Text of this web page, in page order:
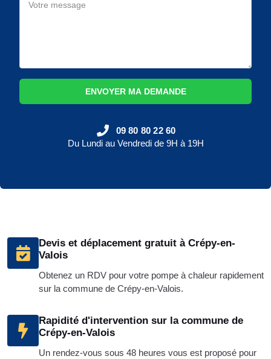
Devis et déplacement gratuit à Crépy-en-
Valois
Obtenez un RDV pour votre pompe à chaleur rapidement
sur la commune de Crépy-en-Valois.
Rapidité d'intervention sur la commune de
Crépy-en-Valois
Un rendez-vous sous 48 heures vous est proposé pour
ENVOYER MA DEMANDE
09 80 80 22 60
Du Lundi au Vendredi de 9H à 19H